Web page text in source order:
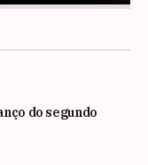
do segundo